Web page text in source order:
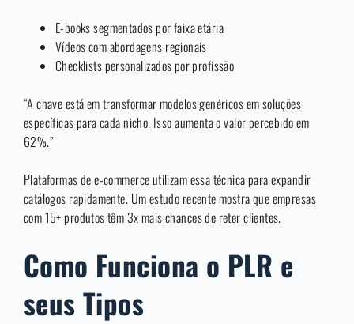
E-books segmentados por faixa etária
Vídeos com abordagens regionais
Checklists personalizados por profissão
“A chave está em transformar modelos genéricos em soluções
específicas para cada nicho. Isso aumenta o valor percebido em
62%.”
Plataformas de e-commerce utilizam essa técnica para expandir
catálogos rapidamente. Um estudo recente mostra que empresas
com 15+ produtos têm 3x mais chances de reter clientes.
Como Funciona o PLR e
seus Tipos